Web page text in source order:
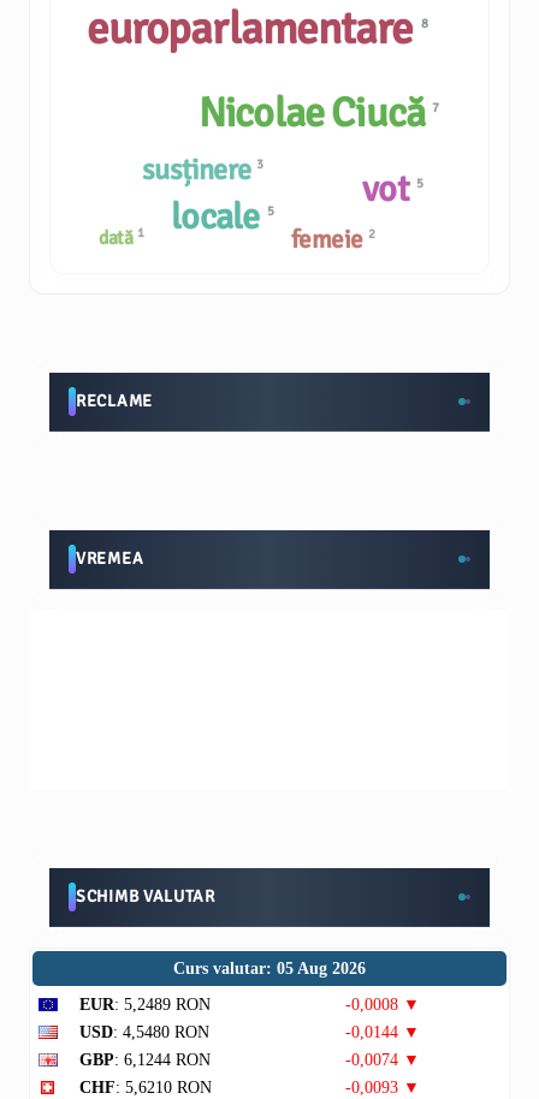
femeie 2
dată 1
europarlamentare8
susținere 3
vot 5
Nicolae Ciucă7
locale 5
RECLAME
VREMEA
SCHIMB VALUTAR
Curs valutar: 05 Aug 2026
EUR: 5,2489 RON
-0,0008 ▼
USD: 4,5480 RON
-0,0144 ▼
GBP: 6,1244 RON
-0,0074 ▼
CHF: 5,6210 RON
-0,0093 ▼